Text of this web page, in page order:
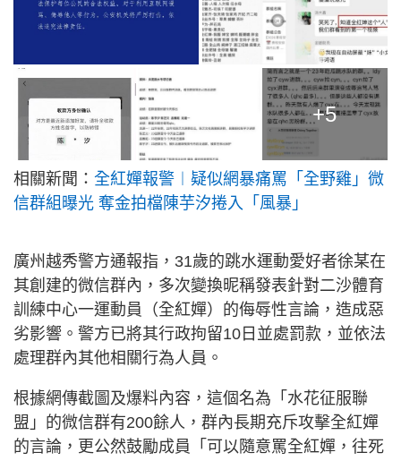
+5
相關新聞： 全紅嬋報警︱疑似網暴痛罵「全野雞」微
信群組曝光 奪金拍檔陳芋汐捲入「風暴」
廣州越秀警方通報指，31歲的跳水運動愛好者徐某在
其創建的微信群內，多次變換昵稱發表針對二沙體育
訓練中心一運動員（全紅嬋）的侮辱性言論，造成惡
劣影響。警方已將其行政拘留10日並處罰款，並依法
處理群內其他相關行為人員。
根據網傳截圖及爆料內容，這個名為「水花征服聯
盟」的微信群有200餘人，群內長期充斥攻擊全紅嬋
的言論，更公然鼓勵成員「可以隨意罵全紅嬋，往死